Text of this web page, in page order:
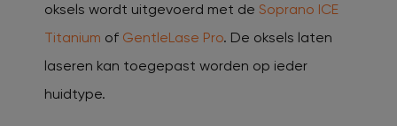
oksels wordt uitgevoerd met de Soprano ICE
Titanium of GentleLase Pro. De oksels laten
laseren kan toegepast worden op ieder
huidtype.